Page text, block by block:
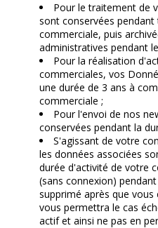
Pour le traitement de
sont conservées
commerciale, puis
administratives pendant
Pour la réalisation
commerciales, vos
une durée de 3 ans à
commerciale ;
Pour l'envoi de nos
conservées pendant la
S'agissant de votre
les données associées
durée d'activité de votre
(sans connexion)
supprimé après que
vous permettra le cas
actif et ainsi ne pas en